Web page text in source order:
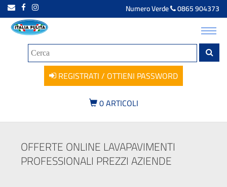
Numero Verde 0865 904373
REGISTRATI / OTTIENI PASSWORD
0ARTICOLI
OFFERTE ONLINE LAVAPAVIMENTI
PROFESSIONALI PREZZI AZIENDE